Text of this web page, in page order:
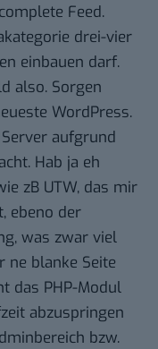
Feed.
drei-vier
einbauen darf.
also. Sorgen
WordPress.
aufgrund
Hab ja eh
zB UTW, das mir
ebeno der
was zwar viel
ne blanke Seite
das PHP-Modul
abzuspringen
bzw.